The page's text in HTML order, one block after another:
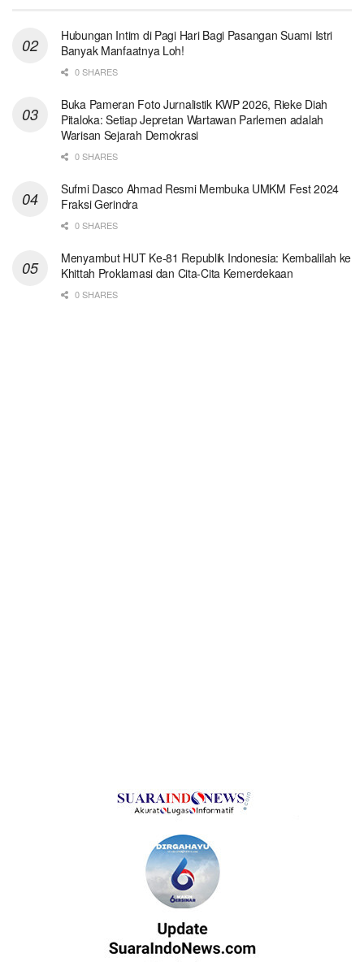
Hubungan Intim di Pagi Hari Bagi Pasangan Suami Istri
Banyak Manfaatnya Loh!
0 SHARES
Buka Pameran Foto Jurnalistik KWP 2026, Rieke Diah
Pitaloka: Setiap Jepretan Wartawan Parlemen adalah
Warisan Sejarah Demokrasi
0 SHARES
Sufmi Dasco Ahmad Resmi Membuka UMKM Fest 2024
Fraksi Gerindra
0 SHARES
Menyambut HUT Ke-81 Republik Indonesia: Kembalilah ke
Khittah Proklamasi dan Cita-Cita Kemerdekaan
0 SHARES